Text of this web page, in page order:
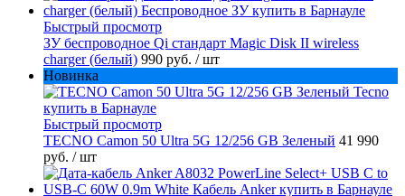
Быстрый просмотр
ЗУ беспроводное Qi стандарт Magic Disk II wireless
charger (белый) 990 руб. / шт
Новинка
Быстрый просмотр
TECNO Camon 50 Ultra 5G 12/256 GB Зеленый 41 990
руб. / шт